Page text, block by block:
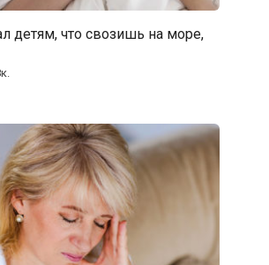
детям, что свозишь на море,